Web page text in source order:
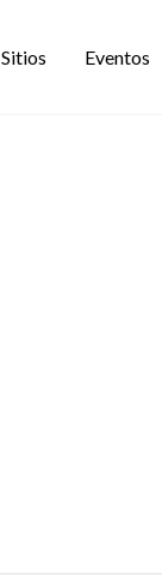
Sitios Eventos